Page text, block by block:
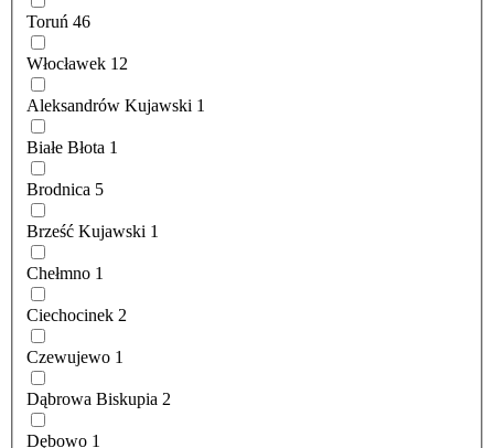
Toruń 46
Włocławek 12
Aleksandrów Kujawski 1
Białe Błota 1
Brodnica 5
Brześć Kujawski 1
Chełmno 1
Ciechocinek 2
Czewujewo 1
Dąbrowa Biskupia 2
Dębowo 1